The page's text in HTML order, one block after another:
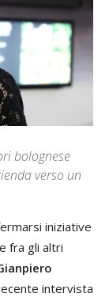
bolognese
verso un
iniziative
fra gli altri
intervista